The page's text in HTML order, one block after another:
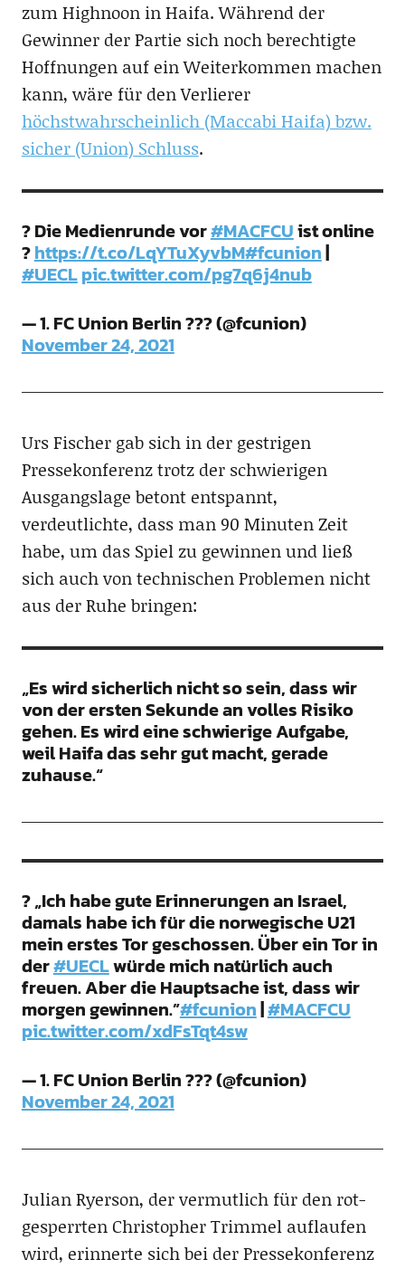
zum Highnoon in Haifa. Während der
Gewinner der Partie sich noch berechtigte
Hoffnungen auf ein Weiterkommen machen
kann, wäre für den Verlierer
höchstwahrscheinlich (Maccabi Haifa) bzw.
sicher (Union) Schluss.
? Die Medienrunde vor#MACFCUist online
?https://t.co/LqYTuXyvbM#fcunion|
#UECLpic.twitter.com/pg7q6j4nub
— 1. FC Union Berlin ??? (@fcunion)
November 24, 2021
Urs Fischer gab sich in der gestrigen
Pressekonferenz trotz der schwierigen
Ausgangslage betont entspannt,
verdeutlichte, dass man 90 Minuten Zeit
habe, um das Spiel zu gewinnen und ließ
sich auch von technischen Problemen nicht
aus der Ruhe bringen:
„Es wird sicherlich nicht so sein, dass wir
von der ersten Sekunde an volles Risiko
gehen. Es wird eine schwierige Aufgabe,
weil Haifa das sehr gut macht, gerade
zuhause.“
? „Ich habe gute Erinnerungen an Israel,
damals habe ich für die norwegische U21
mein erstes Tor geschossen. Über ein Tor in
der#UECLwürde mich natürlich auch
freuen. Aber die Hauptsache ist, dass wir
morgen gewinnen.”#fcunion|#MACFCU
pic.twitter.com/xdFsTqt4sw
— 1. FC Union Berlin ??? (@fcunion)
November 24, 2021
Julian Ryerson, der vermutlich für den rot-
gesperrten Christopher Trimmel auflaufen
wird, erinnerte sich bei der Pressekonferenz